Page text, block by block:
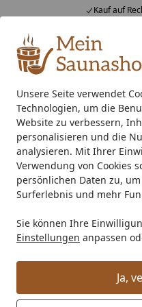
Unsere Seite verwendet
Technologien, um die
Website zu verbessern,
personalisieren und die
analysieren. Mit Ihrer
Verwendung von Cookies
persönlichen Daten zu,
Surferlebnis und mehr
Sie können Ihre
Einstellungen anpassen
Ja,
Kauf auf
Alle Produkte
Mein Konto
Suchen
Startseite
Saunaofen 400 V
Infraworld
Atlas Round